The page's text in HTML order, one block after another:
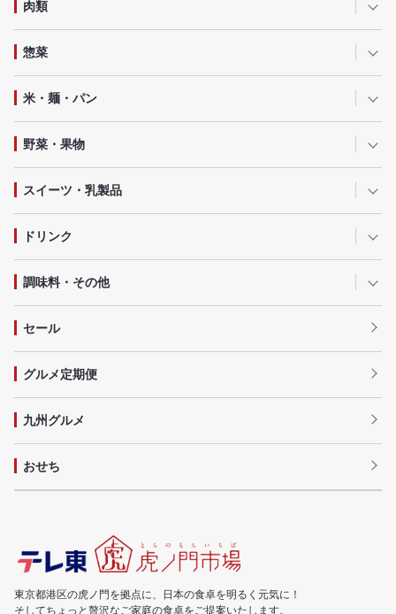
肉類
惣菜
米・麺・パン
野菜・果物
スイーツ・乳製品
ドリンク
調味料・その他
セール
グルメ定期便
九州グルメ
おせち
東京都港区の虎ノ門を拠点に、日本の食卓を明るく元気に！
そしてちょっと贅沢なご家庭の食卓をご提案いたします。